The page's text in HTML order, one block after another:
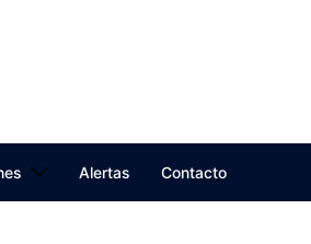
Alertas Contacto